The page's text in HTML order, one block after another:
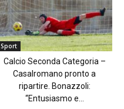
Sport
Calcio Seconda Categoria –
Casalromano pronto a
ripartire. Bonazzoli:
“Entusiasmo e...